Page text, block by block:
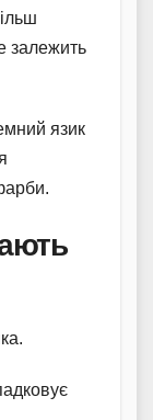
залежить
язик